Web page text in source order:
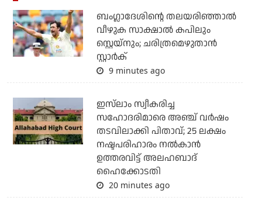
ബംഗ്ലാദേശിന്റെ തലയരിഞ്ഞാല്‍
വീഴുക സാക്ഷാല്‍ കപിലും
സ്റ്റെയ്‌നും; ചരിത്രമെഴുതാന്‍
സ്റ്റാര്‍ക്
9 minutes ago
ഇസ്‌ലാം സ്വീകരിച്ച
സഹോദരിമാരെ അഞ്ച് വര്‍ഷം
തടവിലാക്കി പിതാവ്; 25 ലക്ഷം
നഷ്ടപരിഹാരം നല്‍കാന്‍
ഉത്തരവിട്ട് അലഹബാദ്
ഹൈക്കോടതി
20 minutes ago